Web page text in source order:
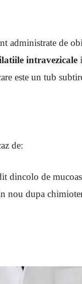
administrate de
intravezicale
este un tub
de:
dincolo de
nou dupa